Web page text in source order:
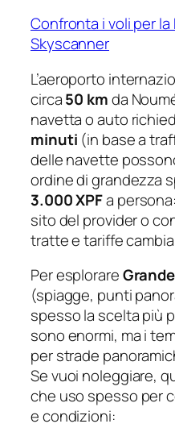
Confronta i voli per
Skyscanner
L’aeroporto
circa50 kmda
navetta o auto
minuti (in base a
delle navette
ordine di grandezza
3.000 XPFa
sito del provider o
tratte e tariffe
Per esplorare
(spiagge, punti
spesso la scelta più
sono enormi, ma i
per strade
Se vuoi noleggiare,
che uso spesso per
e condizioni: